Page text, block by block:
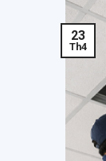
23
Th4